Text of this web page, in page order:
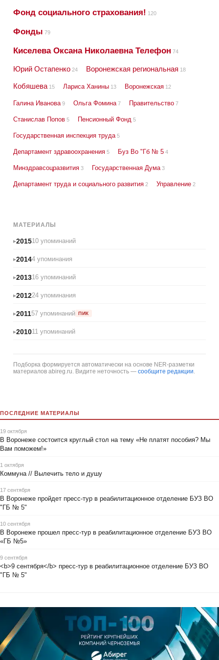
Фонд социального страхования! 120
Фонды 79
Киселева Оксана Николаевна Телефон 74
Юрий Остапенко 24 Воронежская региональная 18
Кобяшева 15 Лариса Ханины 13 Воронежская 12
Галина Иванова 9 Ольга Фомина 7 Правительство 7
Станислав Попов 5 Пенсионный Фонд 5
Государственная инспекция труда 5
Департамент здравоохранения 5 Буз Во "Гб № 5 4
Минздравсоцразвития 3 Государственная Дума 3
Департамент труда и социального развития 2 Управление 2
МАТЕРИАЛЫ
201510 упоминаний
20144 упоминания
201316 упоминаний
201224 упоминания
201157 упоминаний ПИК
201011 упоминаний
Подборка формируется автоматически на основе NER-разметки
материалов abireg.ru. Видите неточность — сообщите редакции
ПОСЛЕДНИЕ МАТЕРИАЛЫ
19 октября
В Воронеже состоится круглый стол на тему «Не платят пособия? Мы
Вам поможем!»
1 октября
Коммуна // Вылечить тело и душу
17 сентября
В Воронеже пройдет пресс-тур в реабилитационное отделение БУЗ ВО
"ГБ № 5"
10 сентября
В Воронеже прошел пресс-тур в реабилитационное отделение БУЗ ВО
«ГБ №5»
9 сентября
<b>9 сентября</b> пресс-тур в реабилитационное отделение БУЗ ВО
"ГБ № 5"